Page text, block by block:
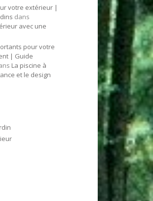
votre extérieur |
dans
avec une
pour votre
| Guide
La piscine à
et le design